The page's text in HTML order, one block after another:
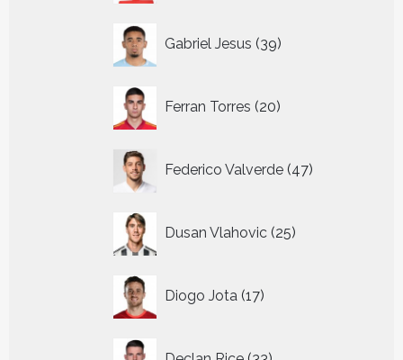
Gabriel Jesus 39
producten
Ferran Torres 20
producten
Federico Valverde 47
producten
Dusan Vlahovic 25
producten
Diogo Jota 17
producten